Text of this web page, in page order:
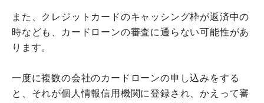
また、クレジットカードのキャッシング枠が返済中の
時なども、カードローンの審査に通らない可能性があ
ります。
一度に複数の会社のカードローンの申し込みをする
と、それが個人情報信用機関に登録され、かえって審